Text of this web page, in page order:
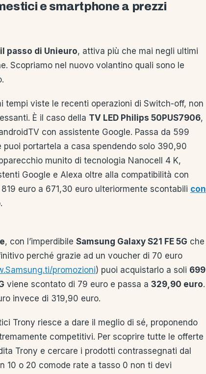
e smartphone a prezzi
passo di Unieuro, attiva più che mai negli ultimi
Scopriamo nel nuovo volantino quali sono le
tempi viste le recenti operazioni di Switch-off, non
È il caso della TV LED Philips 50PUS7906,
con assistente Google. Passa da 599
portartela a casa spendendo solo 390,90
munito di tecnologia Nanocell 4 K,
Google e Alexa oltre alla compatibilità con
euro a 671,30 euro ulteriormente scontabili con
, con l’imperdibile Samsung Galaxy S21 FE 5G che
perché grazie ad un voucher di 70 euro
promozioni) puoi acquistarlo a soli 699
viene scontato di 79 euro e passa a 329,90 euro.
invece di 319,90 euro.
Trony riesce a dare il meglio di sé, proponendo
competitivi. Per scoprire tutte le offerte
Trony e cercare i prodotti contrassegnati dal
10 o 20 comode rate a tasso 0 non ti devi